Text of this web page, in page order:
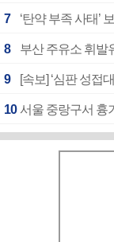
7
8 부산 주유소 휘발
9
10 서울 중랑구서 흉